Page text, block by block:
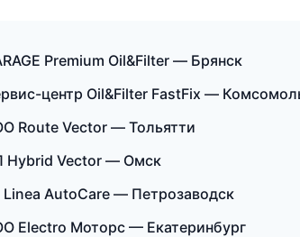
Premium Oil&Filter — Брянск
центр Oil&Filter FastFix —
Route Vector — Тольятти
Hybrid Vector — Омск
Linea AutoCare — Петрозаводск
Electro Моторс — Екатеринбург